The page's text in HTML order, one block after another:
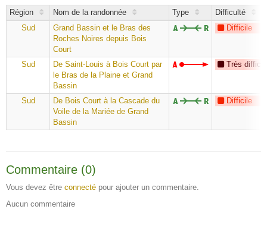
Région Nom de la randonnée Type
Difficulté
Sud
Grand Bassin et le Bras des
Roches Noires depuis Bois
Court
Difficile
Sud
De Saint-Louis à Bois Court par
le Bras de la Plaine et Grand
Bassin
Très
Sud
De Bois Court à la Cascade du
Voile de la Mariée de Grand
Bassin
Difficile
Commentaire (0)
Vous devez être connecté pour ajouter un commentaire.
Aucun commentaire